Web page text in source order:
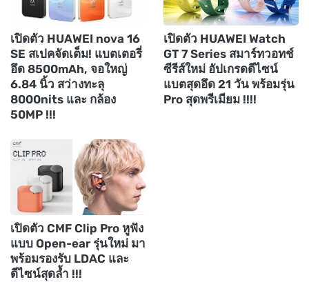
เปิดตัว HUAWEI nova 16
SE สเปคจัดเต็ม! แบตเตอรี่
อึด 8500mAh, จอใหญ่
6.84 นิ้ว สว่างทะลุ
8000nits และ กล้อง
50MP !!!
เปิดตัว HUAWEI Watch
GT 7 Series สมาร์ทวอทช์
ซีรีส์ใหม่ อัปเกรดดีไซน์
แบตสุดอึด 21 วัน พร้อมรุ่น
Pro สุดพรีเมียม !!!!
เปิดตัว CMF Clip Pro หูฟัง
แบบ Open-ear รุ่นใหม่ มา
พร้อมรองรับ LDAC และ
ดีไซน์สุดล้ำ !!!